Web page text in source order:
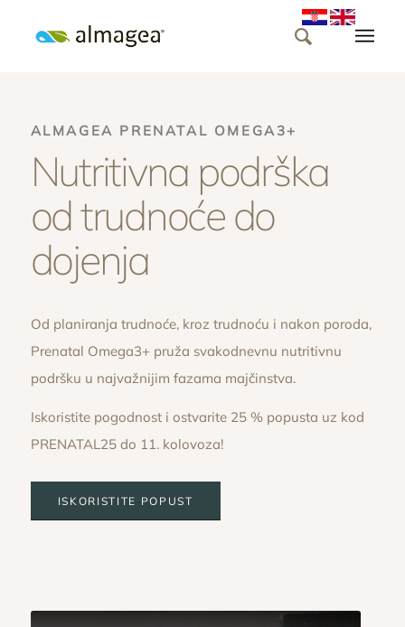
ALMAGEA PRENATAL OMEGA3+
Nutritivna podrška
od trudnoće do
dojenja
Od planiranja trudnoće, kroz trudnoću i nakon poroda,
Prenatal Omega3+ pruža svakodnevnu nutritivnu
podršku u najvažnijim fazama majčinstva.
Iskoristite pogodnost i ostvarite 25 % popusta uz kod
PRENATAL25 do 11. kolovoza!
ISKORISTITE POPUST